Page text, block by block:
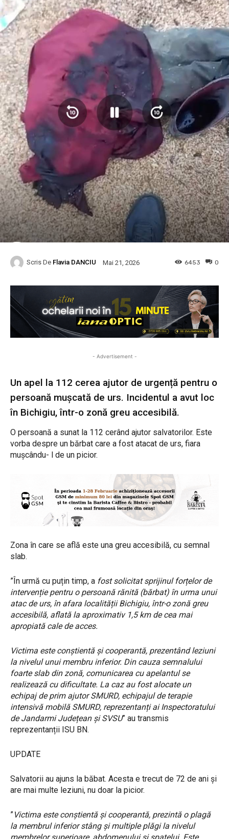
Scris De Flavia DANCIU Mai 21, 2026 0
6453
- Advertisement -
Un apel la 112 cerea ajutor de urgență pentru o
persoană mușcată de urs. Incidentul a avut loc
în Bichigiu, într-o zonă greu accesibilă.
O persoană a sunat la 112 cerând ajutor salvatorilor. Este
vorba despre un bărbat care a fost atacat de urs, fiara
mușcându- l de un picior.
Zona în care se află este una greu accesibilă, cu semnal
slab.
”În urmă cu puțin timp, a fost solicitat sprijinul forțelor de
intervenție pentru o persoană rănită (bărbat) în urma unui
atac de urs, în afara localității Bichigiu, într-o zonă greu
accesibilă, aflată la aproximativ 1,5 km de cea mai
apropiată cale de acces.
Victima este conștientă și cooperantă, prezentând leziuni
la nivelul unui membru inferior. Din cauza semnalului
foarte slab din zonă, comunicarea cu apelantul se
realizează cu dificultate. La caz au fost alocate un
echipaj de prim ajutor SMURD, echipajul de terapie
intensivă mobilă SMURD, reprezentanți ai Inspectoratului
de Jandarmi Județean și SVSU” au transmis
reprezentanții ISU BN.
UPDATE
Salvatorii au ajuns la băbat. Acesta e trecut de 72 de ani și
are mai multe leziuni, nu doar la picior.
”Victima este conștientă și cooperantă, prezintă o plagă
la membrul inferior stâng și multiple plăgi la nivelul